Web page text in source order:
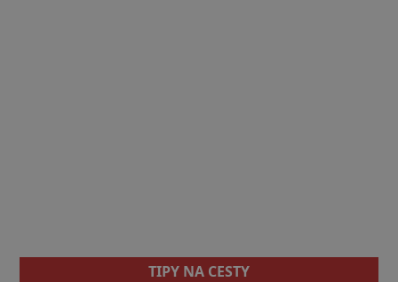
TIPY NA CESTY